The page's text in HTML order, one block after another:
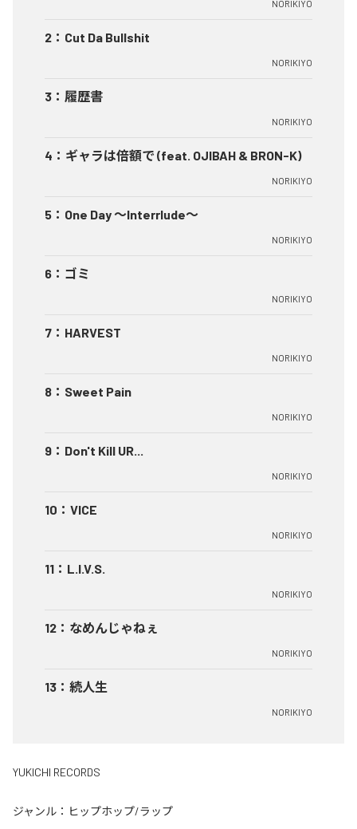
NORIKIYO
2 ： Cut Da Bullshit
NORIKIYO
3 ： 履歴書
NORIKIYO
4 ： ギャラは倍額で (feat. OJIBAH & BRON-K)
NORIKIYO
5 ： One Day ～Interrlude～
NORIKIYO
6 ： ゴミ
NORIKIYO
7 ： HARVEST
NORIKIYO
8 ： Sweet Pain
NORIKIYO
9 ： Don't Kill UR...
NORIKIYO
10 ： VICE
NORIKIYO
11 ： L.I.V.S.
NORIKIYO
12 ： なめんじゃねぇ
NORIKIYO
13 ： 続人生
NORIKIYO
YUKICHI RECORDS
ジャンル： ヒップホップ/ラップ